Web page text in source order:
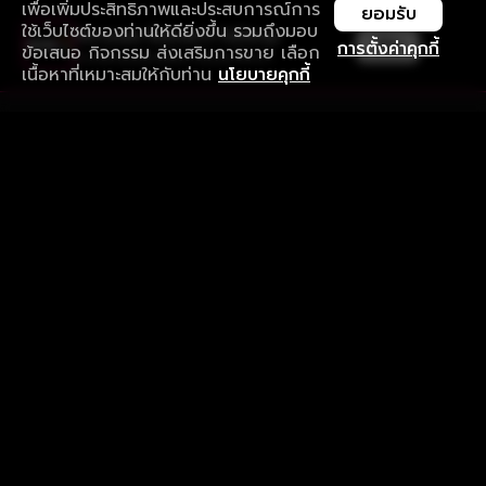
เพื่อเพิ่มประสิทธิภาพและประสบการณ์การ
ใช้เว็บไซต์ของท่านให้ดียิ่งขึ้น รวมถึงมอบ
ข้อเสนอ กิจกรรม ส่งเสริมการขาย เลือก
เนื้อหาที่เหมาะสมให้กับท่าน นโยบายคุกกี้
การตั้งค่าคุกกี้
ยอมรับ
ใช้งานแอป ลื่นไหลกว่า ไม่มีสะดุด
ดาวน์โหลดแอปเพื่อการรับชมที่ดีกว่า เปิด